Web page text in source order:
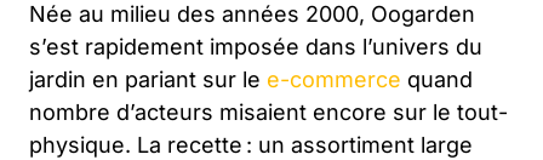
Née au milieu des années 2000, Oogarden
s’est rapidement imposée dans l’univers du
jardin en pariant sur le e-commerce quand
nombre d’acteurs misaient encore sur le tout-
physique. La recette : un assortiment large